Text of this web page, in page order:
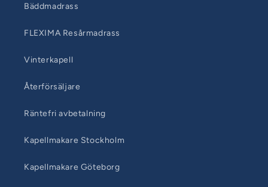
Bäddmadrass
FLEXIMA Resårmadrass
Vinterkapell
Återförsäljare
Räntefri avbetalning
Kapellmakare Stockholm
Kapellmakare Göteborg